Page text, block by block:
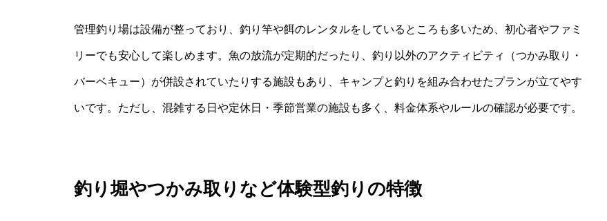
管理釣り場は設備が整っており、釣り竿や餌のレンタルをしているところも多いため、初心者やファミ
リーでも安心して楽しめます。魚の放流が定期的だったり、釣り以外のアクティビティ（つかみ取り・
バーベキュー）が併設されていたりする施設もあり、キャンプと釣りを組み合わせたプランが立てやす
いです。ただし、混雑する日や定休日・季節営業の施設も多く、料金体系やルールの確認が必要です。
釣り堀やつかみ取りなど体験型釣りの特徴